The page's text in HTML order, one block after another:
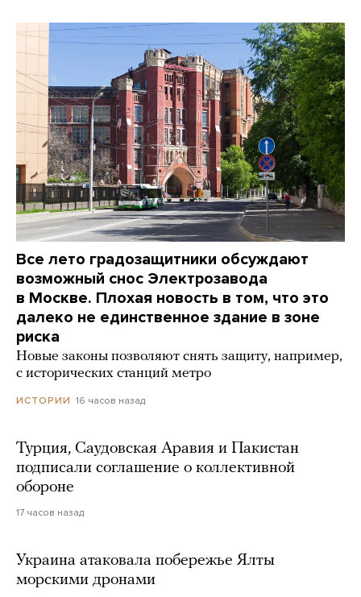
Все лето градозащитники обсуждают
возможный снос Электрозавода
в Москве. Плохая новость в том, что это
далеко не единственное здание в зоне
риска
Новые законы позволяют снять защиту, например,
с исторических станций метро
ИСТОРИИ 16 часов назад
Турция, Саудовская Аравия и Пакистан
подписали соглашение о коллективной
обороне
17 часов назад
Украина атаковала побережье Ялты
морскими дронами